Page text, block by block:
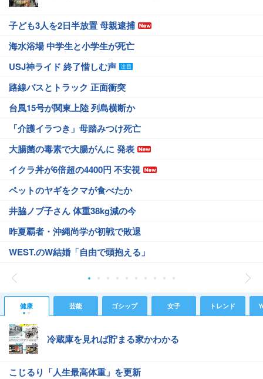
子ども3人を2日半放置 母親逮捕
海水浴場 中学生と小学生が死亡
USJ神ライド 終了惜しむ声
路線バスとトラック 正面衝突
台風15号が関東上陸 列島横断か
「介護イラつき」母踏みつけ死亡
大腸菌の毒素で大腸がんに 発表
イクラ丼が6倍超の4400円 不安視
ペットのヤギをクマが食べたか
井脇ノブ子さん 体重38kg減の今
昨夏覇者・沖縄尚学が初戦で敗退
WEST.のW結婚「自由で頭抱える」
健康 芸能 ゴシップ 女子 トレンド
冷蔵庫を見れば貯まる家かわかる
こじるり「人生最高体重」を更新